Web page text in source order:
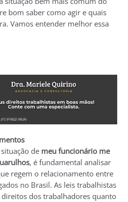
bom saber como agir e quais
Vamos entender melhor essa
de meu funcionário me
, é fundamental analisar
regem o relacionamento entre
no Brasil. As leis trabalhistas
dos trabalhadores quanto